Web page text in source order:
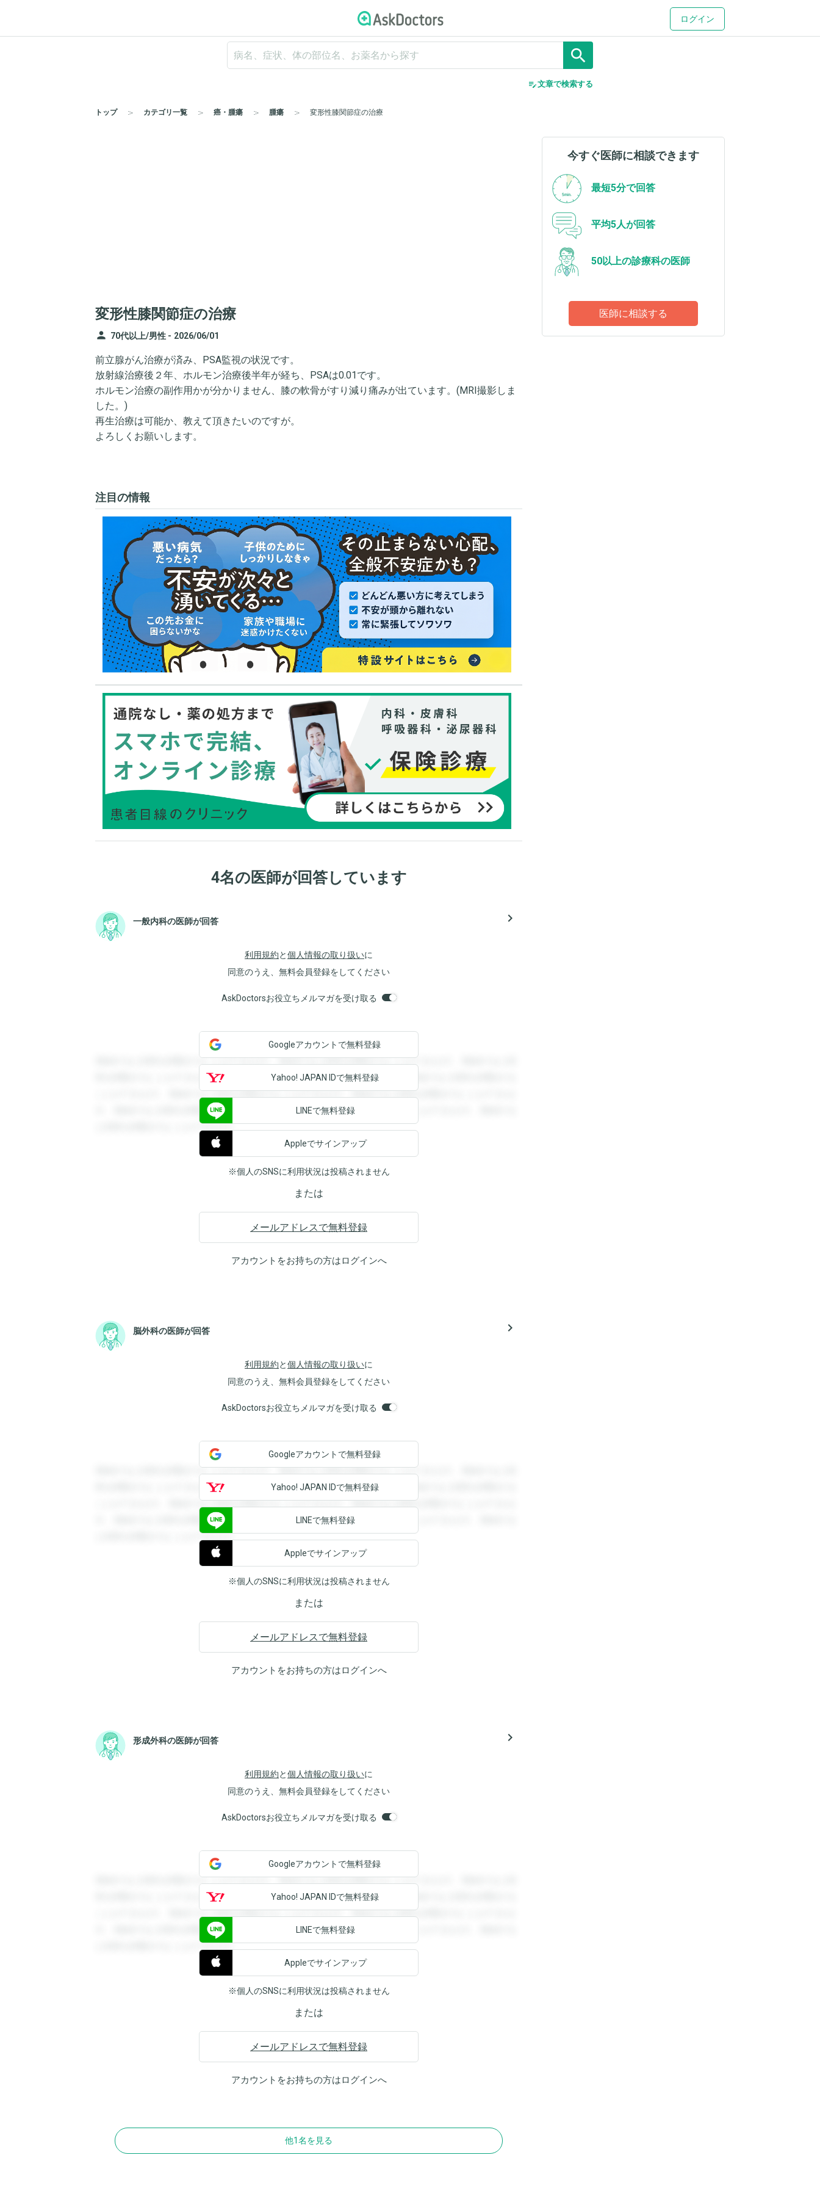
ログイン
search
edit_note文章で検索する
トップ カテゴリ一覧 癌・腫瘍 腫瘍 変形性膝関節症の治療
変形性膝関節症の治療
person 70代以上/男性 - 2026/06/01
前立腺がん治療が済み、PSA監視の状況です。
放射線治療後２年、ホルモン治療後半年が経ち、PSAは0.01です。
ホルモン治療の副作用かが分かりません、膝の軟骨がすり減り痛みが出ています。(MRI撮影しま
した。)
再生治療は可能か、教えて頂きたいのですが。
よろしくお願いします。
注目の情報
4名の医師が回答しています
一般内科の医師が回答 navigate_next
利用規約と個人情報の取り扱いに
同意のうえ、無料会員登録をしてください
AskDoctorsお役立ちメルマガを受け取る
登録すると回答を閲覧することができます。登録すると回答を閲覧することができます。登録すると回
答を閲覧することができます。登録すると回答を閲覧することができます。登録すると回答を閲覧する
ことができます。登録すると回答を閲覧することができます。登録すると回答を閲覧することができま
す。登録すると回答を閲覧することができます。登録すると回答を閲覧することができます。登録する
と回答を閲覧することができます。
Googleアカウントで無料登録
Yahoo! JAPAN IDで無料登録
LINEで無料登録
Appleでサインアップ
※個人のSNSに利用状況は投稿されません
または
メールアドレスで無料登録
アカウントをお持ちの方はログインへ
脳外科の医師が回答 navigate_next
利用規約と個人情報の取り扱いに
同意のうえ、無料会員登録をしてください
AskDoctorsお役立ちメルマガを受け取る
登録すると回答を閲覧することができます。登録すると回答を閲覧することができます。登録すると回
答を閲覧することができます。登録すると回答を閲覧することができます。登録すると回答を閲覧する
ことができます。登録すると回答を閲覧することができます。登録すると回答を閲覧することができま
す。登録すると回答を閲覧することができます。登録すると回答を閲覧することができます。登録する
と回答を閲覧することができます。
Googleアカウントで無料登録
Yahoo! JAPAN IDで無料登録
LINEで無料登録
Appleでサインアップ
※個人のSNSに利用状況は投稿されません
または
メールアドレスで無料登録
アカウントをお持ちの方はログインへ
形成外科の医師が回答 navigate_next
利用規約と個人情報の取り扱いに
同意のうえ、無料会員登録をしてください
AskDoctorsお役立ちメルマガを受け取る
登録すると回答を閲覧することができます。登録すると回答を閲覧することができます。登録すると回
答を閲覧することができます。登録すると回答を閲覧することができます。登録すると回答を閲覧する
ことができます。登録すると回答を閲覧することができます。登録すると回答を閲覧することができま
す。登録すると回答を閲覧することができます。登録すると回答を閲覧することができます。登録する
と回答を閲覧することができます。
Googleアカウントで無料登録
Yahoo! JAPAN IDで無料登録
LINEで無料登録
Appleでサインアップ
※個人のSNSに利用状況は投稿されません
または
メールアドレスで無料登録
アカウントをお持ちの方はログインへ
他1名を見る
今すぐ医師に相談できます
最短5分で回答
平均5人が回答
50以上の診療科の医師
医師に相談する